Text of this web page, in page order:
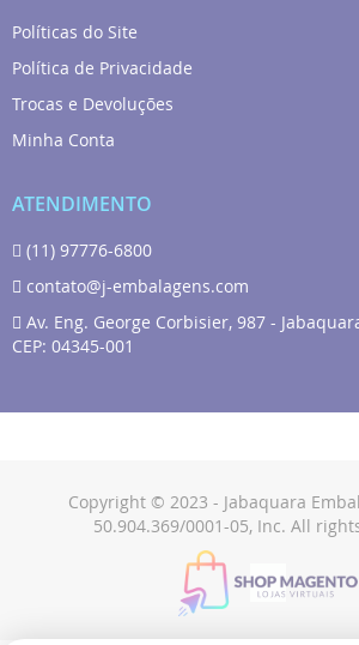
Políticas do Site
Política de Privacidade
Trocas e Devoluções
Minha Conta
ATENDIMENTO
(11) 97776-6800
contato@j-embalagens.com
Av. Eng. George Corbisier, 987 -
CEP: 04345-001
Copyright © 2023 - Jabaquara
50.904.369/0001-05, Inc. All